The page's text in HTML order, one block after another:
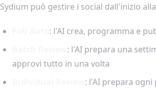
Sydium può gestire i social dall'inizio
: l'AI crea, programma e
: l'AI prepara una
approvi tutto in una volta
: l'AI prepara